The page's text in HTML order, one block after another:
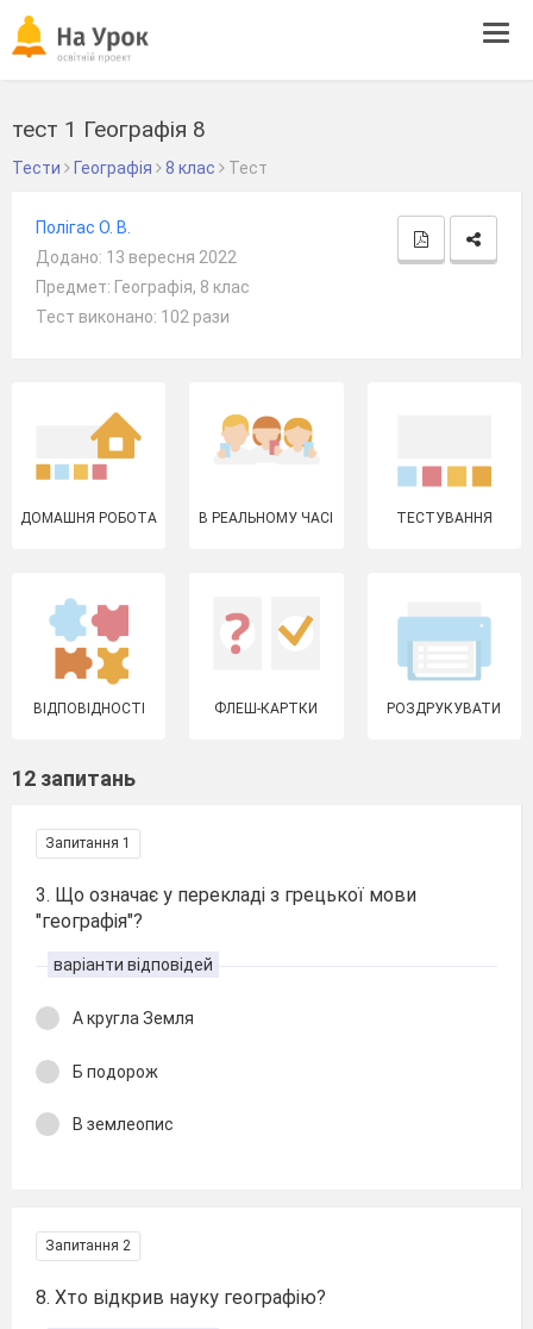
тест 1 Географія 8
Тести Географія 8 клас Тест
Полігас О. В.
Додано: 13 вересня 2022
Предмет: Географія, 8 клас
Тест виконано: 102 рази
ДОМАШНЯ РОБОТА В РЕАЛЬНОМУ ЧАСІ ТЕСТУВАННЯ
ВІДПОВІДНОСТІ ФЛЕШ-КАРТКИ РОЗДРУКУВАТИ
12 запитань
Запитання 1
3. Що означає у перекладі з грецької мови
"географія"?
варіанти відповідей
А кругла Земля
Б подорож
В землеопис
Запитання 2
8. Хто відкрив науку географію?